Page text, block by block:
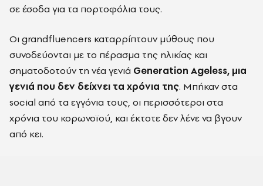
σε έσοδα για τα πορτοφόλια τους.
Οι grandfluencers καταρρίπτουν μύθους που
συνοδεύονται με το πέρασμα της ηλικίας και
σηματοδοτούν τη νέα γενιά Generation Ageless, μια
γενιά που δεν δείχνει τα χρόνια της. Μπήκαν στα
social από τα εγγόνια τους, οι περισσότεροι στα
χρόνια του κορωνοϊού, και έκτοτε δεν λένε να βγουν
από κει.